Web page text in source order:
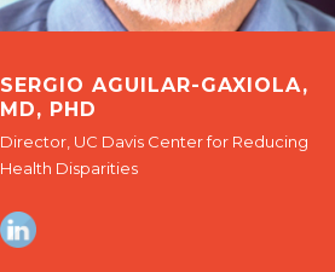
SERGIO AGUILAR-GAXIOLA,
MD, PHD
Director, UC Davis Center for Reducing
Health Disparities